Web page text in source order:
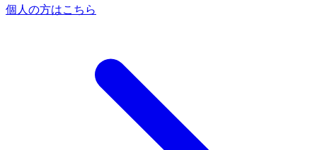
個人の方はこちら